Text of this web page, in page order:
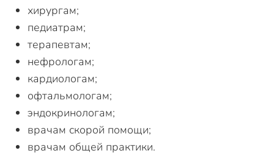
хирургам;
педиатрам;
терапевтам;
нефрологам;
кардиологам;
офтальмологам;
эндокринологам;
врачам скорой помощи;
врачам общей практики.